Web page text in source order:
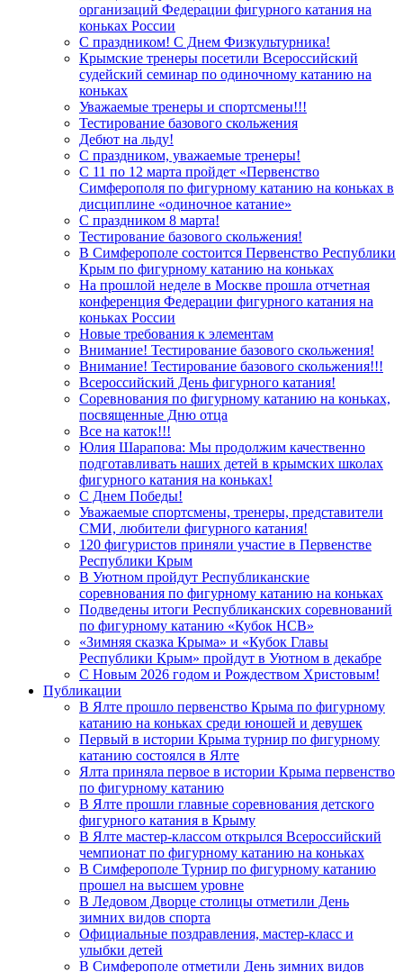
организаций Федерации фигурного катания на
коньках России
С праздником! С Днем Физкультурника!
Крымские тренеры посетили Всероссийский
судейский семинар по одиночному катанию на
коньках
Уважаемые тренеры и спортсмены!!!
Тестирование базового скольжения
Дебют на льду!
С праздником, уважаемые тренеры!
С 11 по 12 марта пройдет «Первенство
Симферополя по фигурному катанию на коньках в
дисциплине «одиночное катание»
С праздником 8 марта!
Тестирование базового скольжения!
В Симферополе состоится Первенство Республики
Крым по фигурному катанию на коньках
На прошлой неделе в Москве прошла отчетная
конференция Федерации фигурного катания на
коньках России
Новые требования к элементам
Внимание! Тестирование базового скольжения!
Внимание! Тестирование базового скольжения!!!
Всероссийский День фигурного катания!
Соревнования по фигурному катанию на коньках,
посвященные Дню отца
Все на каток!!!
Юлия Шарапова: Мы продолжим качественно
подготавливать наших детей в крымских школах
фигурного катания на коньках!
С Днем Победы!
Уважаемые спортсмены, тренеры, представители
СМИ, любители фигурного катания!
120 фигуристов приняли участие в Первенстве
Республики Крым
В Уютном пройдут Республиканские
соревнования по фигурному катанию на коньках
Подведены итоги Республиканских соревнований
по фигурному катанию «Кубок НСВ»
«Зимняя сказка Крыма» и «Кубок Главы
Республики Крым» пройдут в Уютном в декабре
С Новым 2026 годом и Рождеством Христовым!
Публикации
В Ялте прошло первенство Крыма по фигурному
катанию на коньках среди юношей и девушек
Первый в истории Крыма турнир по фигурному
катанию состоялся в Ялте
Ялта приняла первое в истории Крыма первенство
по фигурному катанию
В Ялте прошли главные соревнования детского
фигурного катания в Крыму
В Ялте мастер-классом открылся Всероссийский
чемпионат по фигурному катанию на коньках
В Симферополе Турнир по фигурному катанию
прошел на высшем уровне
В Ледовом Дворце столицы отметили День
зимних видов спорта
Официальные поздравления, мастер-класс и
улыбки детей
В Симферополе отметили День зимних видов